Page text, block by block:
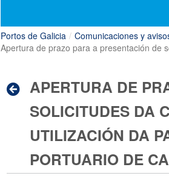
Portos de Galicia / Comunicaciones y
Apertura de prazo para a presentación de
APERTURA DE
SOLICITUDES DA
UTILIZACIÓN DA
PORTUARIO DE